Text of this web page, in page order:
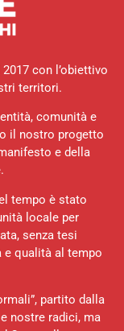
con l’obiettivo
territori.
comunità e
il nostro progetto
e della
tempo è stato
locale per
senza tesi
qualità al tempo
partito dalla
nostre radici, ma